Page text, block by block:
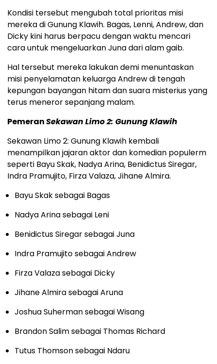
Kondisi tersebut mengubah total prioritas misi
mereka di Gunung Klawih. Bagas, Lenni, Andrew, dan
Dicky kini harus berpacu dengan waktu mencari
cara untuk mengeluarkan Juna dari alam gaib.
Hal tersebut mereka lakukan demi menuntaskan
misi penyelamatan keluarga Andrew di tengah
kepungan bayangan hitam dan suara misterius yang
terus meneror sepanjang malam.
PemeranSekawan Limo 2: Gunung Klawih
Sekawan Limo 2: Gunung Klawih kembali
menampilkan jajaran aktor dan komedian populerm
seperti Bayu Skak, Nadya Arina, Benidictus Siregar,
Indra Pramujito, Firza Valaza, Jihane Almira.
Bayu Skak sebagai Bagas
Nadya Arina sebagai Leni
Benidictus Siregar sebagai Juna
Indra Pramujito sebagai Andrew
Firza Valaza sebagai Dicky
Jihane Almira sebagai Aruna
Joshua Suherman sebagai Wisang
Brandon Salim sebagai Thomas Richard
Tutus Thomson sebagai Ndaru